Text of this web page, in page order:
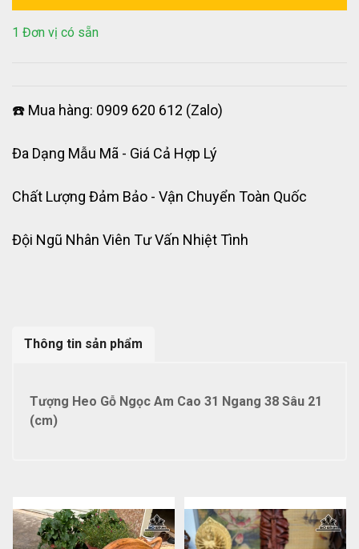
1 Đơn vị có sẵn
☎️ Mua hàng: 0909 620 612 (Zalo)
Đa Dạng Mẫu Mã - Giá Cả Hợp Lý
Chất Lượng Đảm Bảo - Vận Chuyển Toàn Quốc
Đội Ngũ Nhân Viên Tư Vấn Nhiệt Tình
Thông tin sản phẩm
Tượng Heo Gỗ Ngọc Am Cao 31 Ngang 38 Sâu 21
(cm)